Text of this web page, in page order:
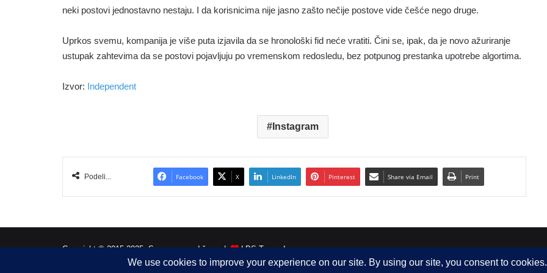
neki postovi jednostavno nestaju. I da korisnicima nije jasno zašto nečije postove vide češće nego druge.
Uprkos svemu, kompanija je više puta izjavila da se hronološki fid neće vratiti. Čini se, ipak, da je novo ažuriranje
ustupak zahtevima da se postovi pojavljuju po vremenskom redosledu, bez potpunog prestanka upotrebe algortima.
Izvor: Independent
Instagram
Podeli... Facebook X LinkedIn Pinterest Share via Email Print
Copyright © 2015-2025, Sva prava zadržana | LBS Team d.o.o.